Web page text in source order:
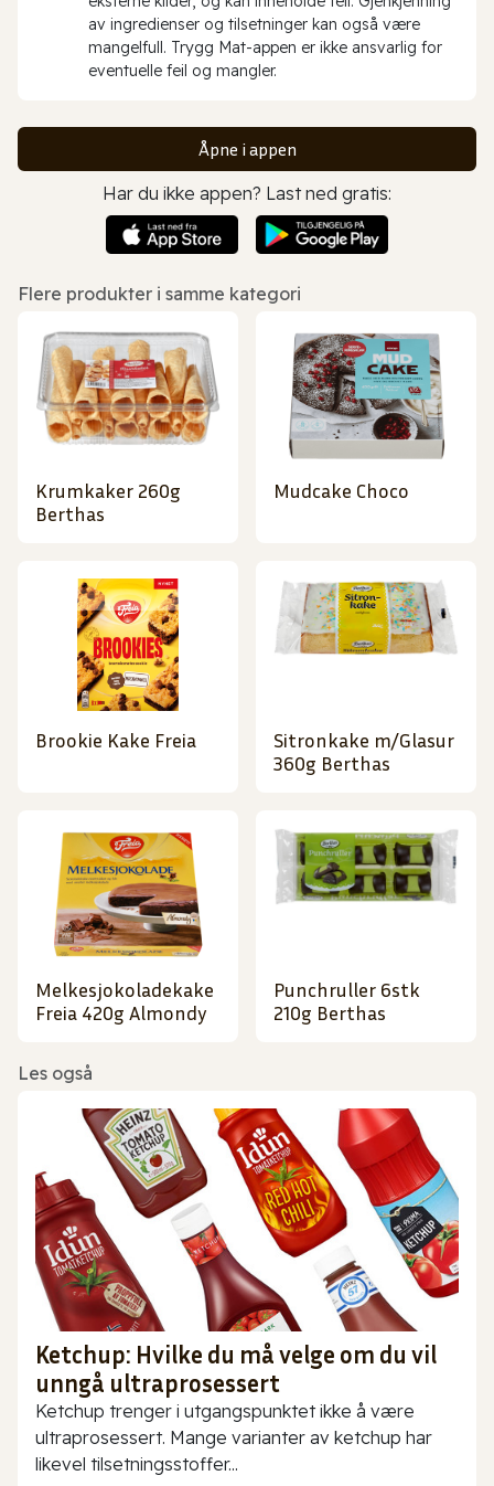
av ingredienser og tilsetninger kan også være
mangelfull. Trygg Mat-appen er ikke ansvarlig for
eventuelle feil og mangler.
Åpne i appen
Har du ikke appen? Last ned gratis:
Flere produkter i samme kategori
Krumkaker 260g
Berthas
Mudcake Choco
Brookie Kake Freia
Sitronkake m/Glasur
360g Berthas
Melkesjokoladekake
Freia 420g Almondy
Punchruller 6stk
210g Berthas
Les også
Ketchup: Hvilke du må velge om du vil
unngå ultraprosessert
Ketchup trenger i utgangspunktet ikke å være
ultraprosessert. Mange varianter av ketchup har
likevel tilsetningsstoffer...